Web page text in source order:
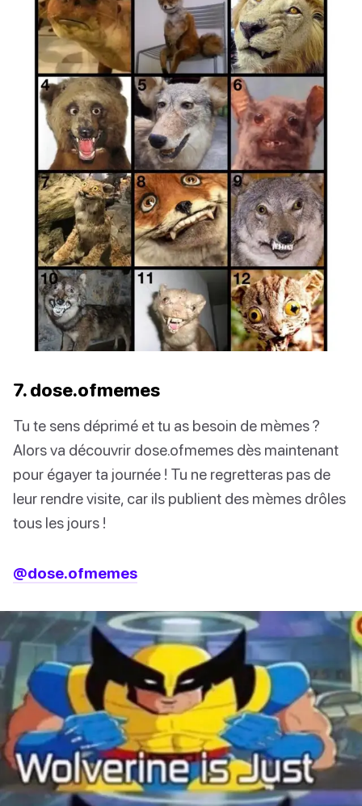
7. dose.ofmemes
Tu te sens déprimé et tu as besoin de mèmes ?
Alors va découvrir dose.ofmemes dès maintenant
pour égayer ta journée ! Tu ne regretteras pas de
leur rendre visite, car ils publient des mèmes drôles
tous les jours !
@dose.ofmemes